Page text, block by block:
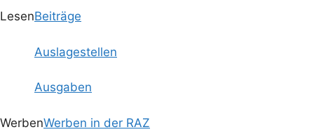
LesenBeiträge
Auslagestellen
Ausgaben
WerbenWerben in der RAZ